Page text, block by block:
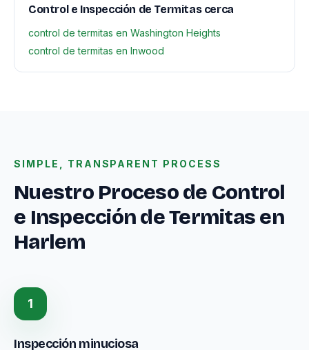
Control e Inspección de Termitas cerca
control de termitas en Washington Heights
control de termitas en Inwood
SIMPLE, TRANSPARENT PROCESS
Nuestro Proceso de Control
e Inspección de Termitas en
Harlem
1
Inspección minuciosa